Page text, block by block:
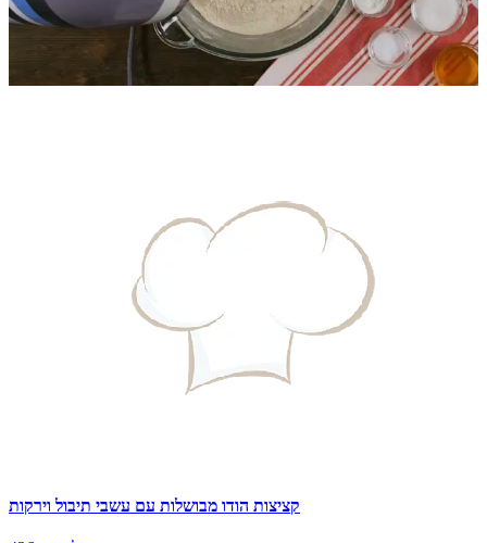
קציצות הודו מבושלות עם עשבי תיבול וירקות